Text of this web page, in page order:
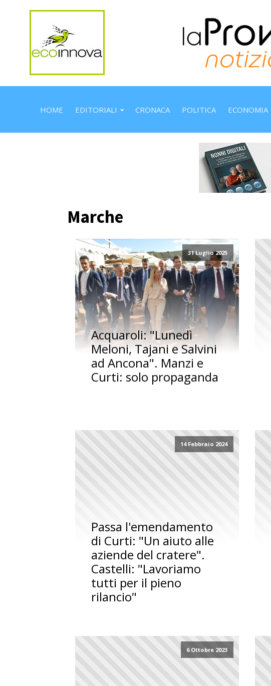
HOME EDITORIALI CRONACA POLITICA ECONOMIA
Marche
31 Luglio 2025
Acquaroli: "Lunedì
Meloni, Tajani e Salvini
ad Ancona". Manzi e
Curti: solo propaganda
14 Febbraio 2024
Passa l'emendamento
di Curti: "Un aiuto alle
aziende del cratere".
Castelli: "Lavoriamo
tutti per il pieno
rilancio"
6 Ottobre 2023